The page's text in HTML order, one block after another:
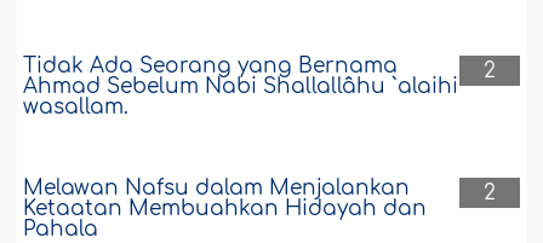
2
Tidak Ada Seorang yang Bernama
Ahmad Sebelum Nabi Shallallâhu `alaihi
wasallam.
2
Melawan Nafsu dalam Menjalankan
Ketaatan Membuahkan Hidayah dan
Pahala